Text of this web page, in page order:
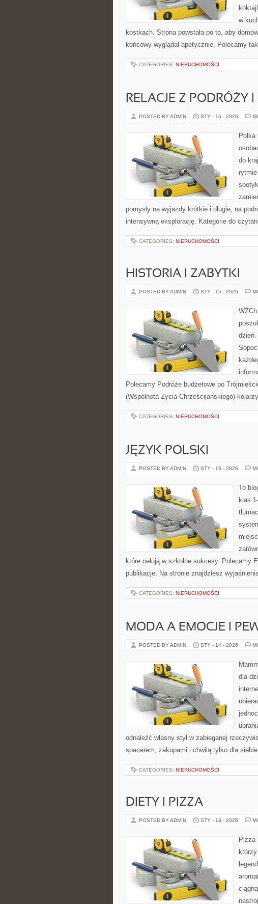
w
kostkach. Strona powstała po to, aby
końcowy wyglądał apetycznie. Polecamy
CATEGORIES: NIERUCHOMOŚCI
RELACJE Z PODRÓŻY
POSTED BY ADMIN STY - 16 - 2026
Polka
do
pomysły na wyjazdy krótkie i długie, na
intensywną eksplorację. Kategorie do
CATEGORIES: NIERUCHOMOŚCI
HISTORIA I ZABYTKI
POSTED BY ADMIN STY - 15 - 2026
dzień.
Polecamy Podróże budżetowe po
(Wspólnota Życia Chrześcijańskiego)
CATEGORIES: NIERUCHOMOŚCI
JĘZYK POLSKI
POSTED BY ADMIN STY - 15 - 2026
To
klas
które celują w szkolne sukcesy. Polecamy
publikacje. Na stronie znajdziesz
CATEGORIES: NIERUCHOMOŚCI
MODA A EMOCJE I
POSTED BY ADMIN STY - 14 - 2026
dla
odnaleźć własny styl w zabieganej
spacerem, zakupami i chwilą tylko dla
CATEGORIES: NIERUCHOMOŚCI
DIETY I PIZZA
POSTED BY ADMIN STY - 13 - 2026
Pizza